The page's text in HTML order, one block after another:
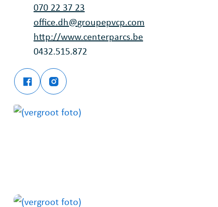
070 22 37 23
E-mailoffice.dh@groupepvcp.com
Websitehttp://www.centerparcs.be
Ondernemingsnummer
0432.515.872
FacebookInstagram